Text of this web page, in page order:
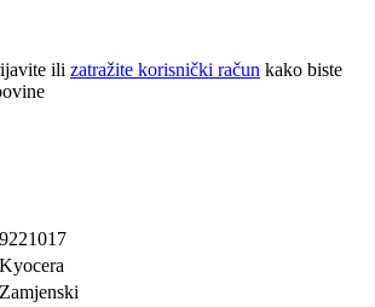
ili zatražite korisnički račun kako biste
9221017
Kyocera
Zamjenski